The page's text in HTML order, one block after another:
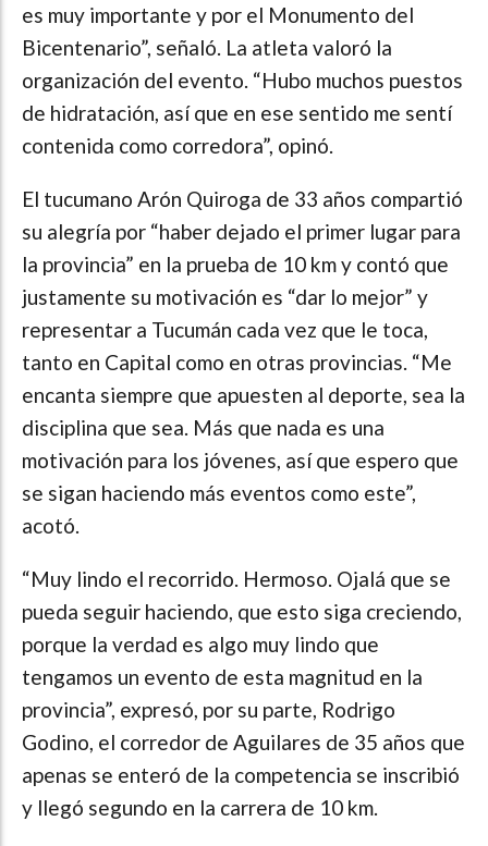
es muy importante y por el Monumento del
Bicentenario”, señaló. La atleta valoró la
organización del evento. “Hubo muchos puestos
de hidratación, así que en ese sentido me sentí
contenida como corredora”, opinó.
El tucumano Arón Quiroga de 33 años compartió
su alegría por “haber dejado el primer lugar para
la provincia” en la prueba de 10 km y contó que
justamente su motivación es “dar lo mejor” y
representar a Tucumán cada vez que le toca,
tanto en Capital como en otras provincias. “Me
encanta siempre que apuesten al deporte, sea la
disciplina que sea. Más que nada es una
motivación para los jóvenes, así que espero que
se sigan haciendo más eventos como este”,
acotó.
“Muy lindo el recorrido. Hermoso. Ojalá que se
pueda seguir haciendo, que esto siga creciendo,
porque la verdad es algo muy lindo que
tengamos un evento de esta magnitud en la
provincia”, expresó, por su parte, Rodrigo
Godino, el corredor de Aguilares de 35 años que
apenas se enteró de la competencia se inscribió
y llegó segundo en la carrera de 10 km.